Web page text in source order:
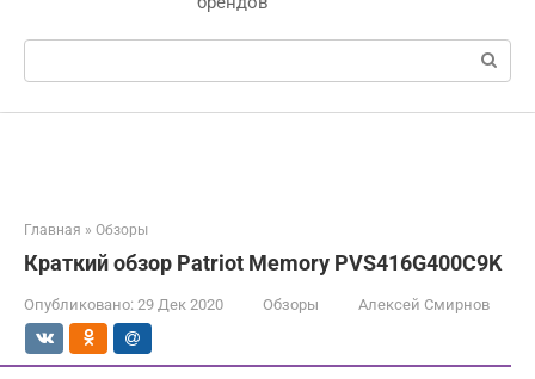
Поиск:
Главная » Обзоры
Краткий обзор Patriot Memory PVS416G400C9K
Опубликовано: 29 Дек 2020 Обзоры Алексей Смирнов